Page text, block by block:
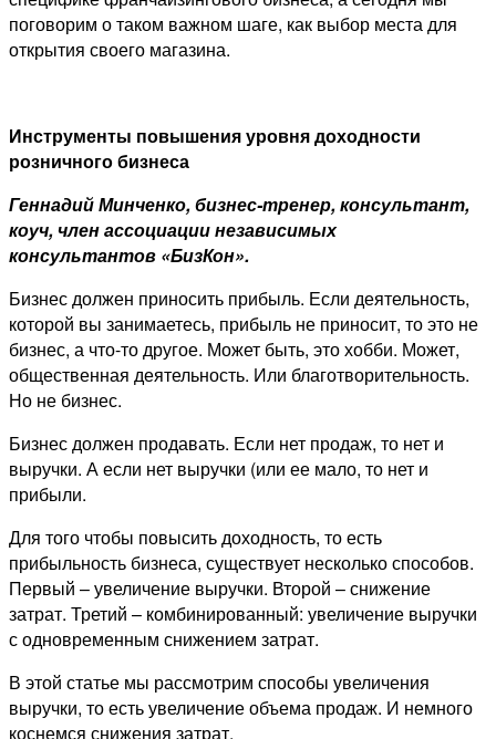
поговорим о таком важном шаге, как выбор места для
открытия своего магазина.
Инструменты повышения уровня доходности
розничного бизнеса
Геннадий Минченко, бизнес-тренер, консультант,
коуч, член ассоциации независимых
консультантов «БизКон».
Бизнес должен приносить прибыль. Если деятельность,
которой вы занимаетесь, прибыль не приносит, то это не
бизнес, а что-то другое. Может быть, это хобби. Может,
общественная деятельность. Или благотворительность.
Но не бизнес.
Бизнес должен продавать. Если нет продаж, то нет и
выручки. А если нет выручки (или ее мало, то нет и
прибыли.
Для того чтобы повысить доходность, то есть
прибыльность бизнеса, существует несколько способов.
Первый – увеличение выручки. Второй – снижение
затрат. Третий – комбинированный: увеличение выручки
с одновременным снижением затрат.
В этой статье мы рассмотрим способы увеличения
выручки, то есть увеличение объема продаж. И немного
коснемся снижения затрат.